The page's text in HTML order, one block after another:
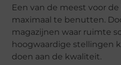
Een van de meest voor
maximaal te benutten.
magazijnen waar ruimte
hoogwaardige stellingen
doen aan de kwaliteit.